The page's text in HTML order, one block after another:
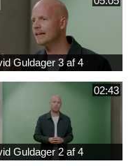
Guldager 3 af 4
02:43
Guldager 2 af 4